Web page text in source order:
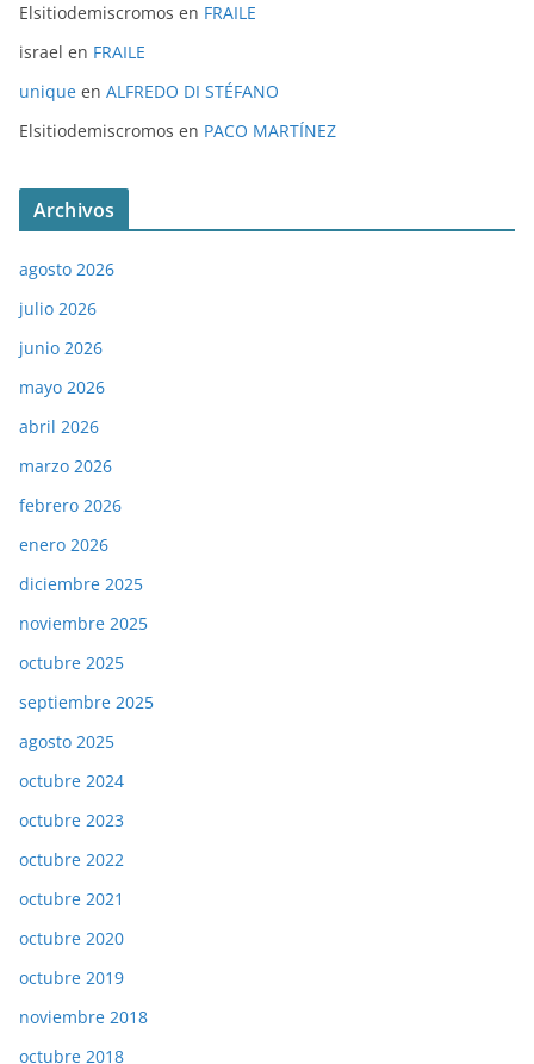
Elsitiodemiscromos en FRAILE
israel en FRAILE
unique en ALFREDO DI STÉFANO
Elsitiodemiscromos en PACO MARTÍNEZ
Archivos
agosto 2026
julio 2026
junio 2026
mayo 2026
abril 2026
marzo 2026
febrero 2026
enero 2026
diciembre 2025
noviembre 2025
octubre 2025
septiembre 2025
agosto 2025
octubre 2024
octubre 2023
octubre 2022
octubre 2021
octubre 2020
octubre 2019
noviembre 2018
octubre 2018